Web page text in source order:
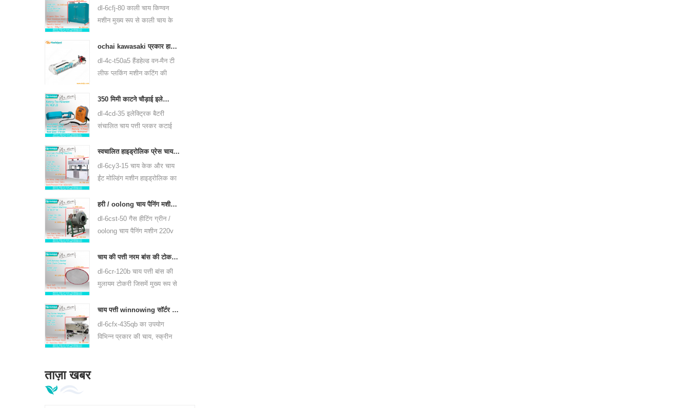
सकती है, जैसे कि ग्रीन टी, काली
चाय, ऊलोंग चाय और इतने पर।
dl-6cfj-80 काली चाय किण्वन
मशीन मुख्य रूप से काली चाय के
जाती है, जो काली चाय की किण्वन
को बेहतर बनाती है।
ochai kawasaki प्रकार हाथ में एक-आदमी चाय पत्ती की कटाई मशीन 4c-t50a5
dl-4c-t50a5 हैंडहेल्ड वन-मैन टी
लीफ प्लकिंग मशीन कटिंग की
मिमी है, huasheng 1e34f
पेट्रोल इंजन का उपयोग करें।
350 मिमी काटने चौड़ाई इलेक्ट्रिक बैटरी संचालित चाय पत्ती चाय प्लकिंग मशीन 4cd-35
dl-4cd-35 इलेक्ट्रिक बैटरी
संचालित चाय पत्ती प्लकर कटाई
है, बैकपैक लिथियम बैटरी या एसिड
एसिड बैटरी का उपयोग कर।
स्वचालित हाइड्रोलिक प्रेस चाय केक चाय ईंट दबाने की मशीन 6cy3-15
dl-6cy3-15 चाय केक और चाय
ईंट मोल्डिंग मशीन हाइड्रोलिक का
अन्य चाय केक और चाय ईंट दबा
सकते हैं।
हरी / oolong चाय पैनिंग मशीन चाय पत्ती पैननर उपकरण 6cst-50
dl-6cst-50 गैस हीटिंग ग्रीन /
oolong चाय पैनिंग मशीन 220v
50cm, उच्चतम तापमान 350 ℃
का उपयोग कर सकते हैं, यह प्रति
घंटे 25kg चाय की प्रक्रिया कर
चाय की पत्ती नरम बांस की टोकरी जिसमें 6crh-120b शामिल है
dl-6cr-120b चाय पत्ती बांस की
मुलायम टोकरी जिसमें मुख्य रूप से
भंडारण, और प्रत्येक प्रसंस्करण
प्रक्रिया के बीच चाय हस्तांतरित
करने के लिए उपयोग किया जाता
चाय पत्ती winnowing सॉर्टर मशीन dl-6cfx-435qb
dl-6cfx-435qb का उपयोग
विभिन्न प्रकार की चाय, स्क्रीन
ताज़ा खबर